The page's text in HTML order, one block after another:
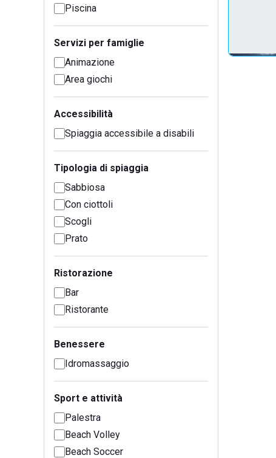
Piscina
Servizi per famiglie
Animazione
Area giochi
Accessibilità
Spiaggia accessibile a disabili
Tipologia di spiaggia
Sabbiosa
Con ciottoli
Scogli
Prato
Ristorazione
Bar
Ristorante
Benessere
Idromassaggio
Sport e attività
Palestra
Beach Volley
Beach Soccer